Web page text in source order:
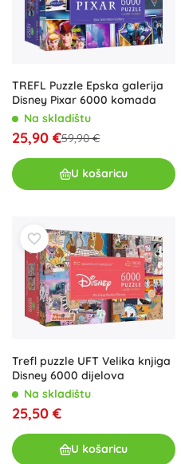
TREFL Puzzle Epska galerija
Disney Pixar 6000 komada
Na skladištu
25,90 €59,90 €
U košaricu
Trefl puzzle UFT Velika knjiga
Disney 6000 dijelova
Na skladištu
25,50 €
U košaricu